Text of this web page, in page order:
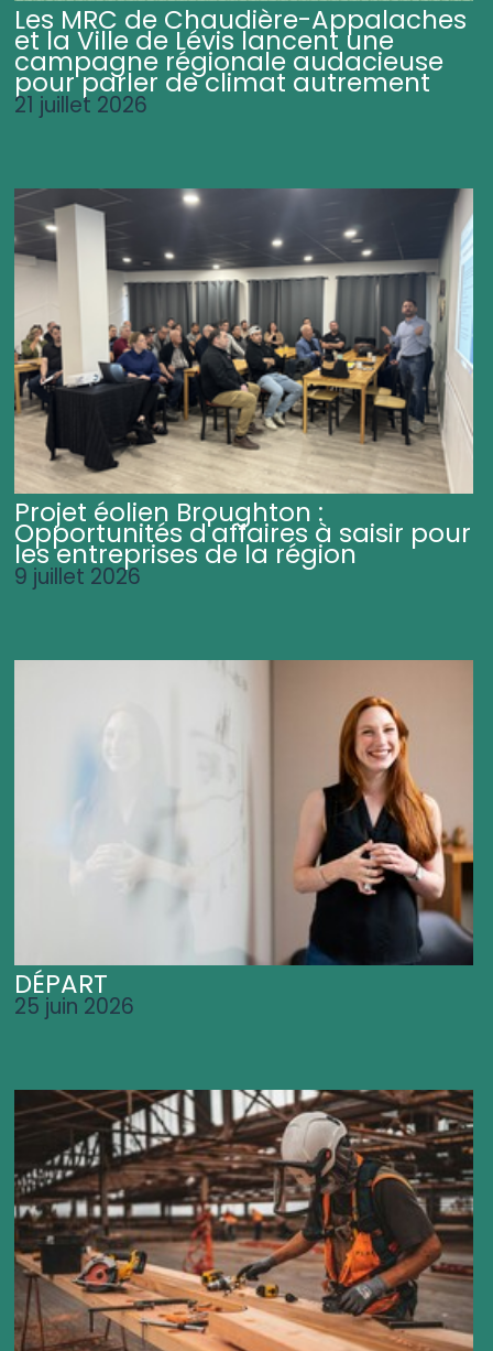
Les MRC de Chaudière-Appalaches
et la Ville de Lévis lancent une
campagne régionale audacieuse
pour parler de climat autrement
21 juillet 2026
Projet éolien Broughton :
Opportunités d'affaires à saisir pour
les entreprises de la région
9 juillet 2026
DÉPART
25 juin 2026